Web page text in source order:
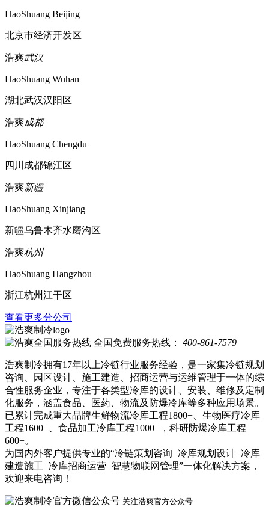
HaoShuang Beijing
北京市经济开发区
浩爽武汉
HaoShuang Wuhan
湖北武汉汉阳区
浩爽成都
HaoShuang Chengdu
四川成都锦江区
浩爽新疆
HaoShuang Xinjiang
新疆乌鲁木齐水磨沟区
浩爽杭州
HaoShuang Hangzhou
浙江杭州江干区
查看更多分公司
全国免费服务热线： 400-861-7579
浩爽制冷拥有17年以上冷链行业服务经验，是一家集冷链规划
咨询、园区设计、施工建造、招商运营与运维管理于一体的综
合性服务企业，专注于各类型冷库的设计、安装、维修及定制
化服务，涵盖食品、医药、物流及防爆冷库等多种应用场景。
已累计完成重大品牌生鲜物流冷库工程1800+、生物医疗冷库
工程1600+、食品加工冷库工程1000+，科研防爆冷库工程
600+。
为国内外客户提供专业的“冷链策划咨询+冷库规划设计+冷库
建造施工+冷库招商运营+智慧物联网管理”一体化解决方案，
欢迎来电咨询！
关注浩爽官方公众号